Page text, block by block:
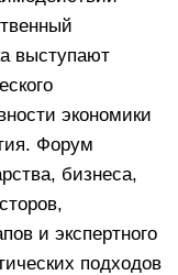
выступают
экономики
Форум
бизнеса,
и экспертного
подходов